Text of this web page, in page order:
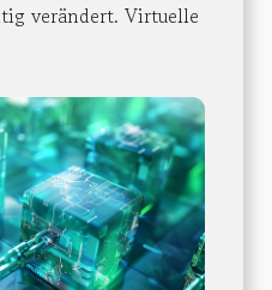
verändert. Virtuelle